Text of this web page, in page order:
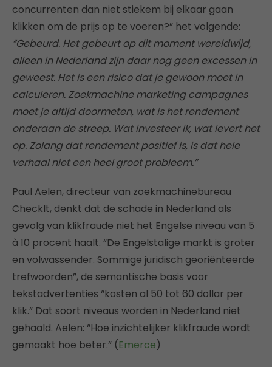
concurrenten dan niet stiekem bij elkaar gaan
klikken om de prijs op te voeren?” het volgende:
“Gebeurd. Het gebeurt op dit moment wereldwijd,
alleen in Nederland zijn daar nog geen excessen in
geweest. Het is een risico dat je gewoon moet in
calculeren. Zoekmachine marketing campagnes
moet je altijd doormeten, wat is het rendement
onderaan de streep. Wat investeer ik, wat levert het
op. Zolang dat rendement positief is, is dat hele
verhaal niet een heel groot probleem.”
Paul Aelen, directeur van zoekmachinebureau
CheckIt, denkt dat de schade in Nederland als
gevolg van klikfraude niet het Engelse niveau van 5
à 10 procent haalt. “De Engelstalige markt is groter
en volwassender. Sommige juridisch georiënteerde
trefwoorden”, de semantische basis voor
tekstadvertenties “kosten al 50 tot 60 dollar per
klik.” Dat soort niveaus worden in Nederland niet
gehaald. Aelen: “Hoe inzichtelijker klikfraude wordt
gemaakt hoe beter.” (Emerce)